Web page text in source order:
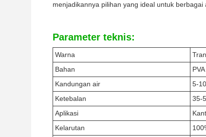
menjadikannya pilihan yang ideal untuk berbagai
Parameter teknis:
Warna
Bahan
Kandungan air
5-
Ketebalan
35-
Aplikasi
Kelarutan